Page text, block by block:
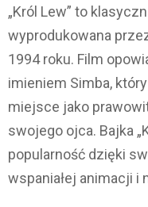
„Król Lew” to
wyprodukowana
1994 roku. Film
imieniem Simba,
miejsce jako
swojego ojca. Bajka
popularność dzięki
wspaniałej animacji i